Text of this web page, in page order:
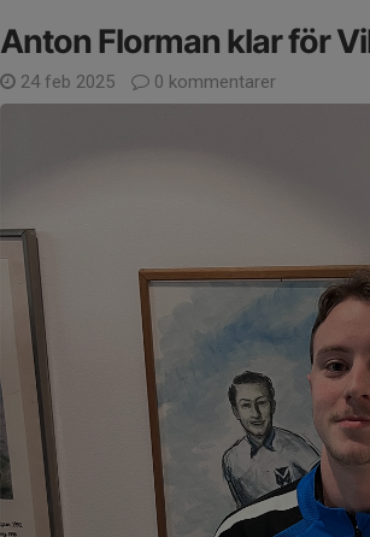
Anton Florman klar för
24 feb 2025 0 kommentarer